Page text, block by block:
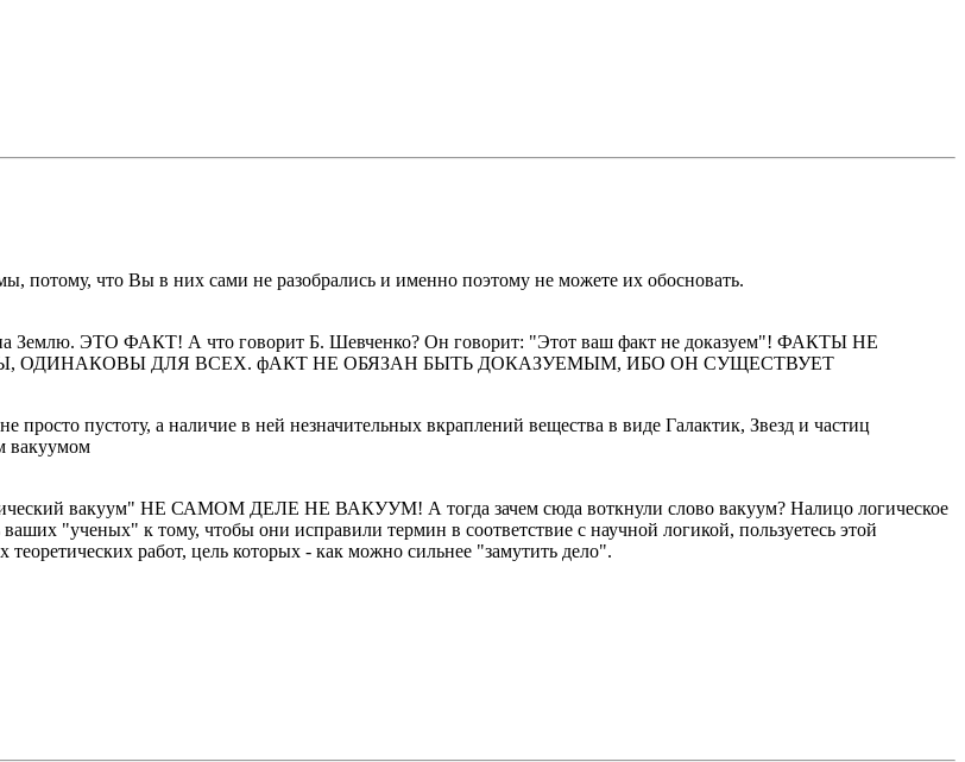
потому, что Вы в них сами не разобрались и именно поэтому не можете их обосновать.
Землю. ЭТО ФАКТ! А что говорит Б. Шевченко? Он говорит: "Этот ваш факт не доказуем"! ФАКТЫ НЕ
ДЛЯ ВСЕХ. фАКТ НЕ ОБЯЗАН БЫТЬ ДОКАЗУЕМЫМ, ИБО ОН СУЩЕСТВУЕТ
просто пустоту, а наличие в ней незначительных вкраплений вещества в виде Галактик, Звезд и частиц
вакуумом
вакуум" НЕ САМОМ ДЕЛЕ НЕ ВАКУУМ! А тогда зачем сюда воткнули слово вакуум? Налицо логическое
"ученых" к тому, чтобы они исправили термин в соответствие с научной логикой, пользуетесь этой
работ, цель которых - как можно сильнее "замутить дело".